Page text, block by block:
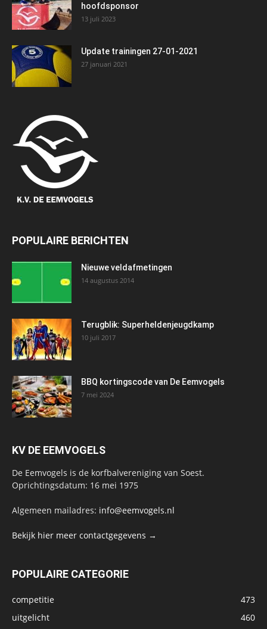
hoofdsponsor
13 juli 2023
Update trainingen 27-01-2021
27 januari 2021
POPULAIRE BERICHTEN
Nieuwe veldafmetingen
14 augustus 2014
Terugblik: Superheldenjeugdkamp
10 juli 2017
BBQ kortingscode van De Eemvogels
7 mei 2024
KV DE EEMVOGELS
De Eemvogels is de korfbalvereniging van Soest.
Oprichtingsdatum: 16 mei 1975
Algemeen mailadres: info@eemvogels.nl
Bekijk hier meer contactgegevens →
POPULAIRE CATEGORIE
competitie
473
uitgelicht
460